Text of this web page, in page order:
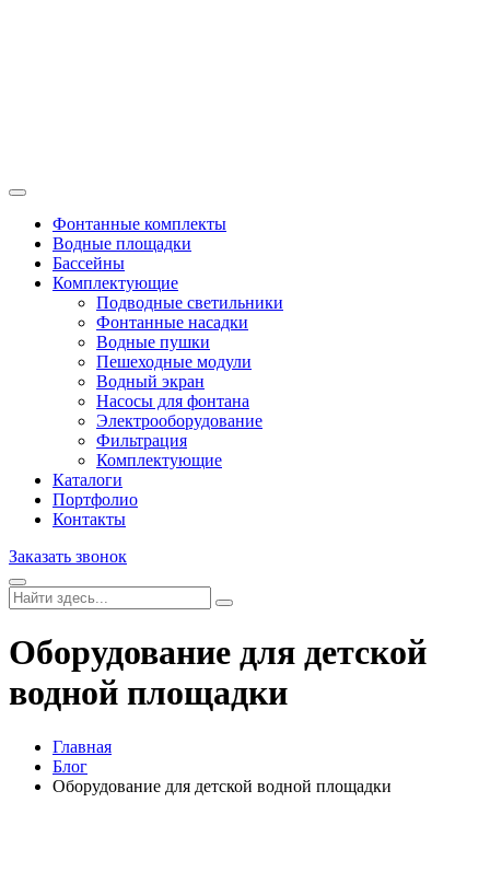
Фонтанные комплекты
Водные площадки
Бассейны
Комплектующие
Подводные светильники
Фонтанные насадки
Водные пушки
Пешеходные модули
Водный экран
Насосы для фонтана
Электрооборудование
Фильтрация
Комплектующие
Каталоги
Портфолио
Контакты
Заказать звонок
Оборудование для детской
водной площадки
Главная
Блог
Оборудование для детской водной площадки